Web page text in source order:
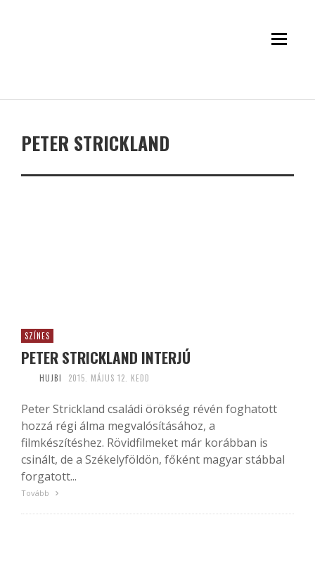
PETER STRICKLAND
SZÍNES
PETER STRICKLAND INTERJÚ
HUJBI 2015. MÁJUS 12. KEDD
Peter Strickland családi örökség révén foghatott
hozzá régi álma megvalósításához, a
filmkészítéshez. Rövidfilmeket már korábban is
csinált, de a Székelyföldön, főként magyar stábbal
forgatott...
Tovább